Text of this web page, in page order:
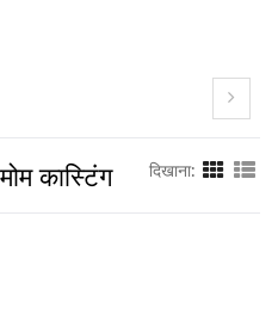
कास्टिंग दिखाना: